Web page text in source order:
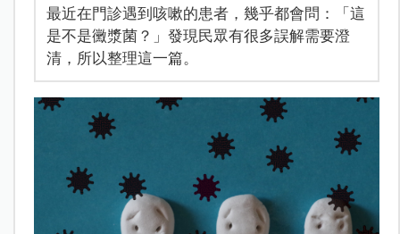
最近在門診遇到咳嗽的患者，幾乎都會問：「這
是不是黴漿菌？」發現民眾有很多誤解需要澄
清，所以整理這一篇。